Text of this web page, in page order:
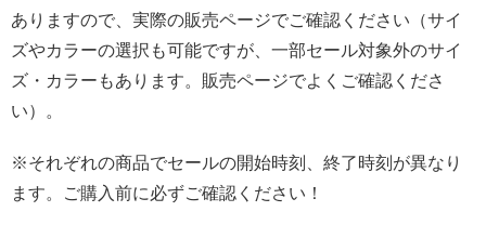
ありますので、実際の販売ページでご確認ください（サイ
ズやカラーの選択も可能ですが、一部セール対象外のサイ
ズ・カラーもあります。販売ページでよくご確認くださ
い）。
※それぞれの商品でセールの開始時刻、終了時刻が異なり
ます。ご購入前に必ずご確認ください！